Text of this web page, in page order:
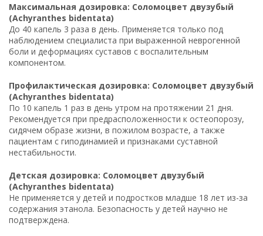
Максимальная дозировка: Соломоцвет двузубый
(Achyranthes bidentata)
До 40 капель 3 раза в день. Применяется только под
наблюдением специалиста при выраженной неврогенной
боли и деформациях суставов с воспалительным
компонентом.
Профилактическая дозировка: Соломоцвет двузубый
(Achyranthes bidentata)
По 10 капель 1 раз в день утром на протяжении 21 дня.
Рекомендуется при предрасположенности к остеопорозу,
сидячем образе жизни, в пожилом возрасте, а также
пациентам с гиподинамией и признаками суставной
нестабильности.
Детская дозировка: Соломоцвет двузубый
(Achyranthes bidentata)
Не применяется у детей и подростков младше 18 лет из-за
содержания этанола. Безопасность у детей научно не
подтверждена.